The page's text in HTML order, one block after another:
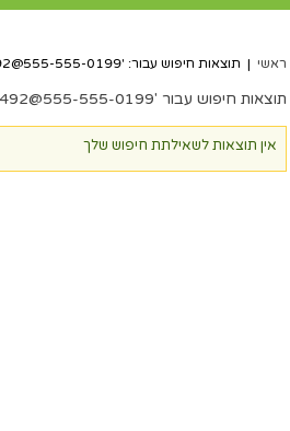
ראשי | תוצאות חיפוש עבור: '555-555-0199@EXAMPLE.COM33144409
'
תוצאות חיפוש עבור '555-555-0199@EXAMPLE.COM33144409
'
אין תוצאות לשאילתת חיפוש שלך